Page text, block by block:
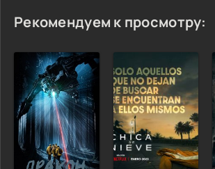
Рекомендуем к просмотру: